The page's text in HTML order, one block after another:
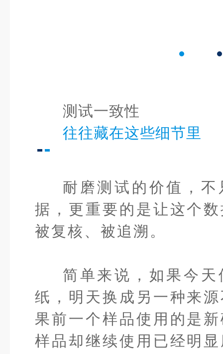
测试一致性
往往藏在这些细节里
耐磨测试的价值，
据，更重要的是让这个
被复核、被追溯。
简单来说，如果今
纸，明天换成另一种来
果前一个样品使用的是
样品却继续使用已经明